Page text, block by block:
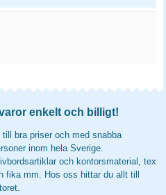
enkelt och billigt!
bra priser och med snabba
inom hela Sverige.
och kontorsmaterial, tex
fika mm. Hos oss hittar du allt till